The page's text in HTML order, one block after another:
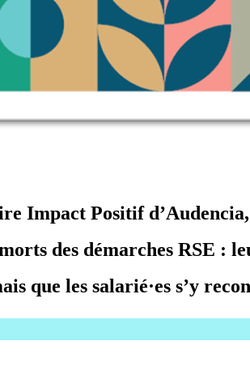
ImpactPositif
des démarches RSE :
que les salarié·ess’y